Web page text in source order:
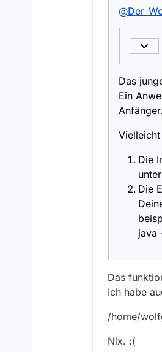
@
Das
Ein
Anfänger.
Die
Die
java
Das
Ich habe
/home/
Nix. :(